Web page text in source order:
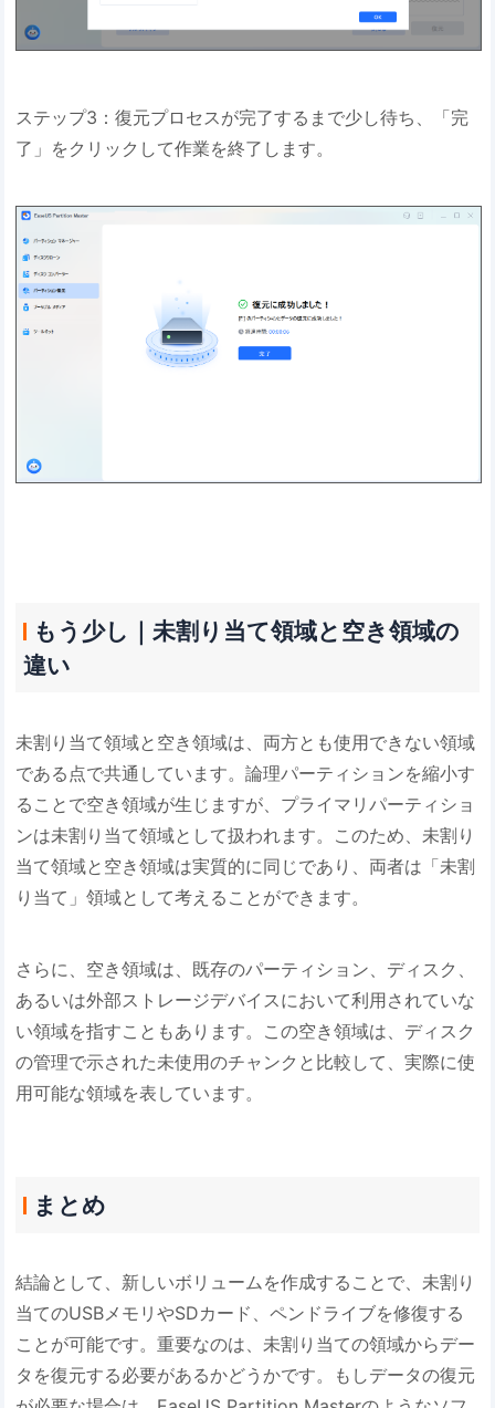
ステップ3：復元プロセスが完了するまで少し待ち、「完
了」をクリックして作業を終了します。
もう少し｜未割り当て領域と空き領域の
違い
未割り当て領域と空き領域は、両方とも使用できない領域
である点で共通しています。論理パーティションを縮小す
ることで空き領域が生じますが、プライマリパーティショ
ンは未割り当て領域として扱われます。このため、未割り
当て領域と空き領域は実質的に同じであり、両者は「未割
り当て」領域として考えることができます。
さらに、空き領域は、既存のパーティション、ディスク、
あるいは外部ストレージデバイスにおいて利用されていな
い領域を指すこともあります。この空き領域は、ディスク
の管理で示された未使用のチャンクと比較して、実際に使
用可能な領域を表しています。
まとめ
結論として、新しいボリュームを作成することで、未割り
当てのUSBメモリやSDカード、ペンドライブを修復する
ことが可能です。重要なのは、未割り当ての領域からデー
タを復元する必要があるかどうかです。もしデータの復元